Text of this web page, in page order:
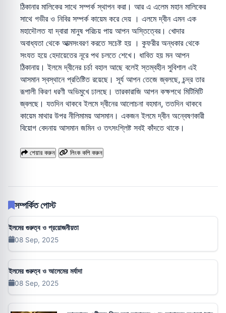
ঠিকানার মালিকের সাথে সম্পর্ক স্থাপন করা। আর এ এলেম মহান মালিকের
সাথে গভীর ও নিবির সম্পর্ক কায়েম করে দেয় । এলমে দ্বীন এমন এক
মহাদৌলত যা দ্বারা মানুষ পরিচয় পায় আপন অস্তিত্বের। খোদার
অবাধ্যতা থেকে আত্মসংবরণ করতে সচেষ্ট হয় । কুফরীর অন্ধকার থেকে
সংযত হয়ে হেদায়েতের নূরে পথ চলতে শেখে। ধাবিত হয় মন আপন
ঠিকানায়। ইলমে দ্বীনের চর্চা বহাল আছে বলেই স্তম্বহীন সুবিশাল এই
আসমান স্বস্থানে প্রতিষ্টিত রয়েছে। সূর্য আপন তেজে জ্বলছে, চন্দ্র তার
রূপালী কিরণ ধরণী অভিমুখে ঢালছে। তারকারাজি আপন কক্ষপথে মিটিমিটি
জ্বলছে। যতদিন থাকবে ইলমে দ্বীনের আলোচনা বহমান, ততদিন থাকবে
কায়েম মাথার উপর নীলিমাময় আসমান। একজন ইলমে দ্বীন অন্বেষণকারী
বিয়োগ বেদনায় আসমান জমিন ও তৎসংশ্লিষ্ট সবই কাঁদতে থাকে।
শেয়ার করুন লিংক কপি করুন
সম্পর্কিত পোস্ট
ইলমের গুরুত্ব ও প্রয়োজনীয়তা
08 Sep, 2025
ইলমের গুরুত্ব ও আলেমের মর্যাদা
08 Sep, 2025